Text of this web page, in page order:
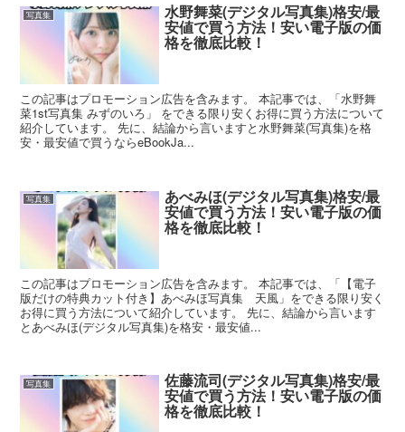
写真集 水野舞菜(デジタル写真集)格安/最
安値で買う方法！安い電子版の価
格を徹底比較！
この記事はプロモーション広告を含みます。 本記事では、「水野舞
菜1st写真集 みずのいろ」 をできる限り安くお得に買う方法について
紹介しています。 先に、結論から言いますと水野舞菜(写真集)を格
安・最安値で買うならeBookJa...
写真集 あべみほ(デジタル写真集)格安/最
安値で買う方法！安い電子版の価
格を徹底比較！
この記事はプロモーション広告を含みます。 本記事では、「【電子
版だけの特典カット付き】あべみほ写真集 天風」をできる限り安く
お得に買う方法について紹介しています。 先に、結論から言います
とあべみほ(デジタル写真集)を格安・最安値...
写真集 佐藤流司(デジタル写真集)格安/最
安値で買う方法！安い電子版の価
格を徹底比較！